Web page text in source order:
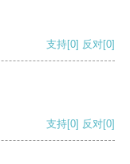
支持[0] 反对[0]
支持[0] 反对[0]